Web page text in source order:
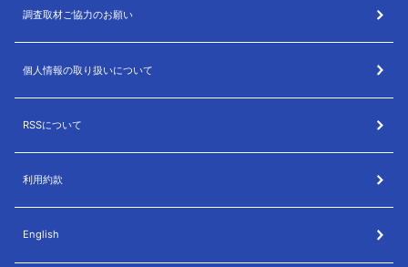
調査取材ご協力のお願い
個人情報の取り扱いについて
RSSについて
利用約款
English